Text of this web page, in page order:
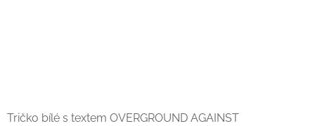
Tričko bílé s textem OVERGROUND AGAINST